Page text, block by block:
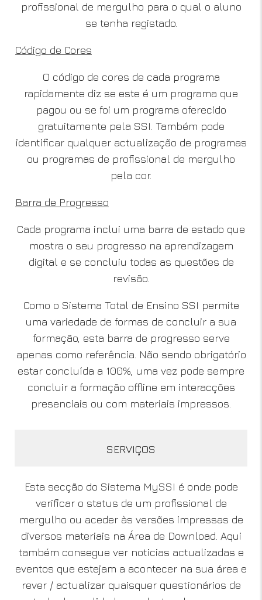
profissional de mergulho para o qual o aluno
se tenha registado.
Código de Cores
O código de cores de cada programa
rapidamente diz se este é um programa que
pagou ou se foi um programa oferecido
gratuitamente pela SSI. Também pode
identificar qualquer actualização de programas
ou programas de profissional de mergulho
pela cor.
Barra de Progresso
Cada programa inclui uma barra de estado que
mostra o seu progresso na aprendizagem
digital e se concluiu todas as questões de
revisão.
Como o Sistema Total de Ensino SSI permite
uma variedade de formas de concluir a sua
formação, esta barra de progresso serve
apenas como referência. Não sendo obrigatório
estar concluída a 100%, uma vez pode sempre
concluir a formação offline em interacções
presenciais ou com materiais impressos.
SERVIÇOS
Esta secção do Sistema MySSI é onde pode
verificar o status de um profissional de
mergulho ou aceder às versões impressas de
diversos materiais na Área de Download. Aqui
também consegue ver noticias actualizadas e
eventos que estejam a acontecer na sua área e
rever / actualizar quaisquer questionários de